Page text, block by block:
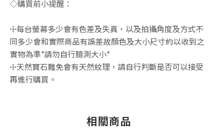
◇購買前小提醒：
☩每台螢幕多少會有色差及失真，以及拍攝角度及方式不
同多少會和實際商品有誤差故顏色及大小尺寸約以收到之
實物為準*請勿自行臆測大小*
☩天然寶石難免會有天然紋理，請自行判斷是否可以接受
再進行購買。
相關商品